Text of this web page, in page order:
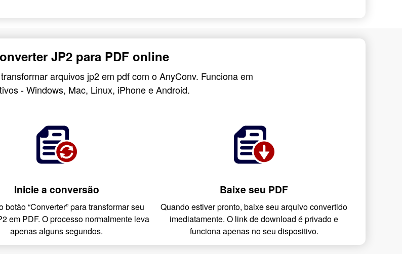
JP2 para PDF online
arquivos jp2 em pdf com o AnyConv. Funciona em
- Windows, Mac, Linux, iPhone e Android.
Inicie a conversão
botão “Converter” para transformar seu
em PDF. O processo normalmente leva
apenas alguns segundos.
Baixe seu PDF
Quando estiver pronto, baixe seu arquivo convertido
imediatamente. O link de download é privado e
funciona apenas no seu dispositivo.